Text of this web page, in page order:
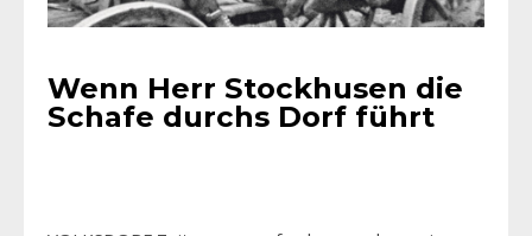
Wenn Herr Stockhusen die
Schafe durchs Dorf führt